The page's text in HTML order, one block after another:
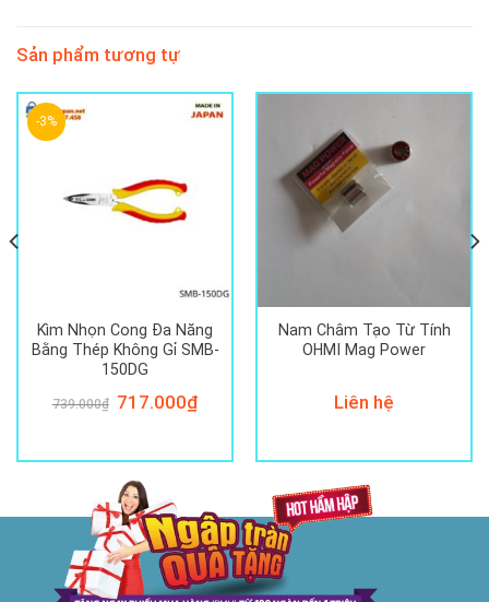
Sản phẩm tương tự
-3%
Kìm Nhọn Cong Đa Năng
Bằng Thép Không Gỉ SMB-
150DG
739.000₫ Giá
717.000₫Giá
717.000₫.
Nam Châm Tạo Từ Tính
OHMI Mag Power
Liên hệ